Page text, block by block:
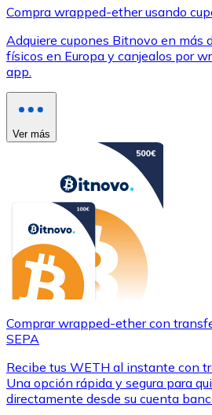
Compra wrapped-ether usando
Adquiere cupones Bitnovo en más
físicos en Europa y canjealos por
app.
Ver más
Comprar wrapped-ether con
SEPA
Recibe tus WETH al instante con
Una opción rápida y segura para
directamente desde su cuenta